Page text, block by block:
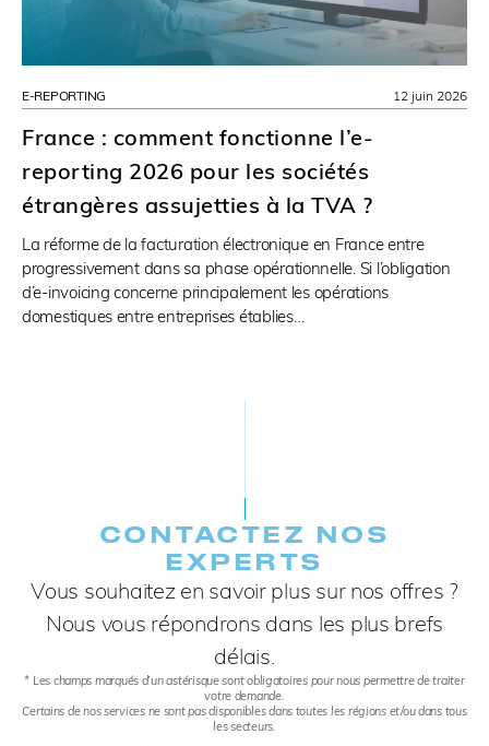
E-REPORTING
France : comment fonctionne l’e-
reporting 2026 pour les sociétés
étrangères assujetties à la TVA ?
La réforme de la facturation électronique en France entre
progressivement dans sa phase opérationnelle. Si l’obligation
d’e-invoicing concerne principalement les opérations
domestiques entre entreprises établies…
12 juin 2026
CONTACTEZ NOS
EXPERTS​
Vous souhaitez en savoir plus sur nos offres ?
Nous vous répondrons dans les plus brefs
délais.
* Les champs marqués d’un astérisque sont obligatoires pour nous permettre de traiter
votre demande.
Certains de nos services ne sont pas disponibles dans toutes les régions et/ou dans tous
les secteurs.